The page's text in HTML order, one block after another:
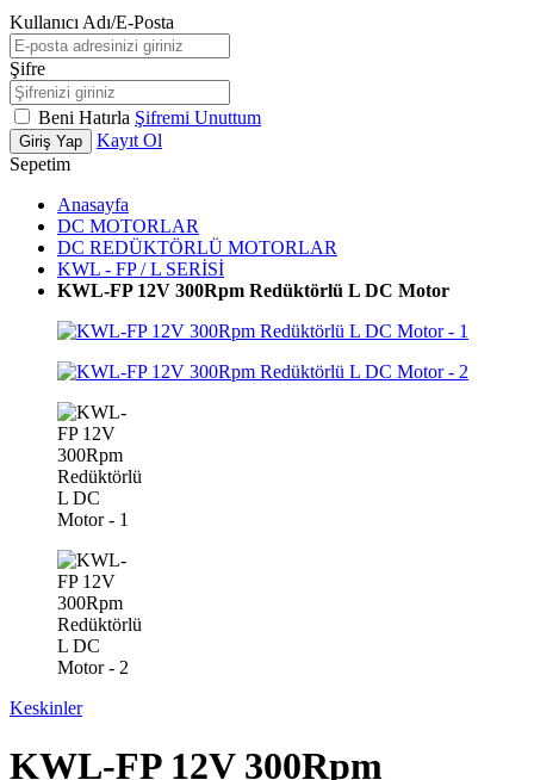
Kullanıcı Adı/E-Posta
Şifre
Beni Hatırla Şifremi Unuttum
Giriş Yap
Kayıt Ol
Sepetim
Anasayfa
DC MOTORLAR
DC REDÜKTÖRLÜ MOTORLAR
KWL - FP / L SERİSİ
KWL-FP 12V 300Rpm Redüktörlü L DC Motor
Keskinler
KWL-FP 12V 300Rpm